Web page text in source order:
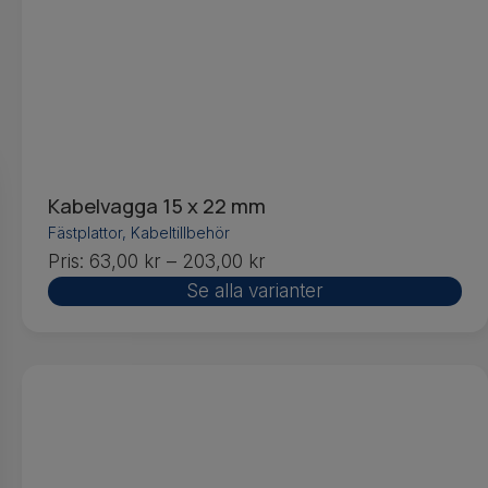
Kabelvagga 15 x 22 mm
Fästplattor, Kabeltillbehör
Pris: 63,00 kr – 203,00 kr
Se alla varianter